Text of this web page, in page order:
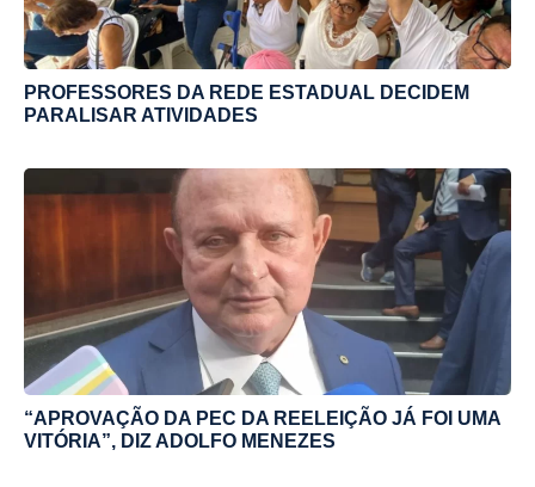
PROFESSORES DA REDE ESTADUAL DECIDEM
PARALISAR ATIVIDADES
“APROVAÇÃO DA PEC DA REELEIÇÃO JÁ FOI UMA
VITÓRIA”, DIZ ADOLFO MENEZES